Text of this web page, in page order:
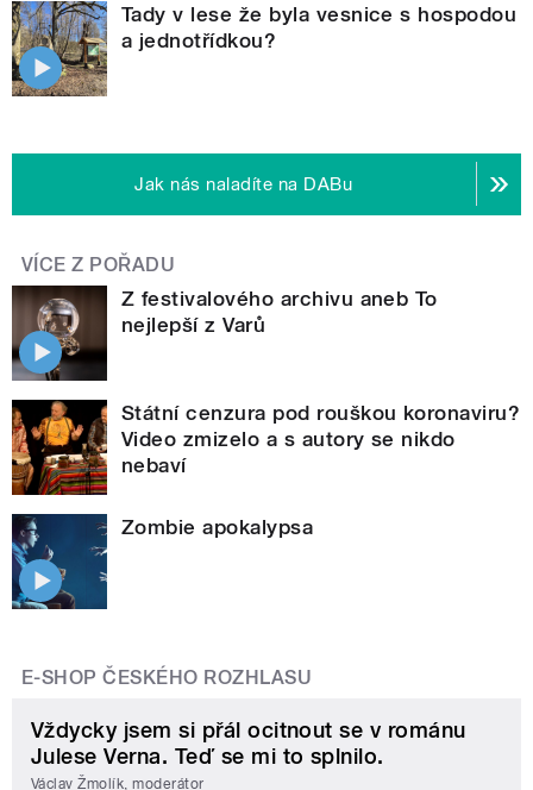
Tady v lese že byla vesnice s hospodou
a jednotřídkou?
Jak nás naladíte na DABu
VÍCE Z POŘADU
Z festivalového archivu aneb To
nejlepší z Varů
Státní cenzura pod rouškou koronaviru?
Video zmizelo a s autory se nikdo
nebaví
Zombie apokalypsa
E-SHOP ČESKÉHO ROZHLASU
Vždycky jsem si přál ocitnout se v románu
Julese Verna. Teď se mi to splnilo.
Václav Žmolík, moderátor